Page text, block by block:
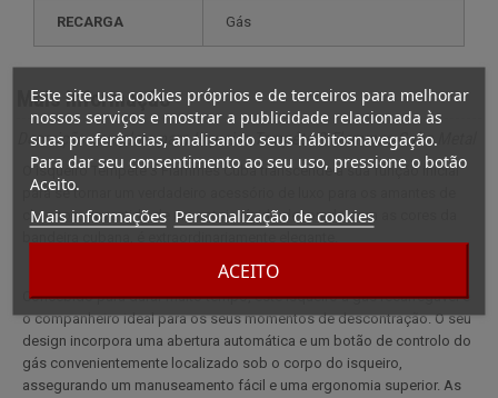
Este site usa cookies próprios e de terceiros para melhorar
nossos serviços e mostrar a publicidade relacionada às
suas preferências, analisando seus hábitosnavegação.
Para dar seu consentimento ao seu uso, pressione o botão
Aceito.
Mais informações Personalização de cookies
ACEITO
RECARGA gás
Mais informação
Descrição completa para Isqueiro Tempête 3 Flammes Cuba Metal
O isqueiro Tempête 3 Flammes Cuba transcende a sua função inicial
para se tornar um verdadeiro acessório de luxo para os amantes de
charutos. Revestido de um estojo rígido decorado com as cores da
Concebido para durar muito tempo, este isqueiro a gás recarregável é
o companheiro ideal para os seus momentos de descontração. O seu
design incorpora uma abertura automática e um botão de controlo do
gás convenientemente localizado sob o corpo do isqueiro,
assegurando um manuseamento fácil e uma ergonomia superior. As